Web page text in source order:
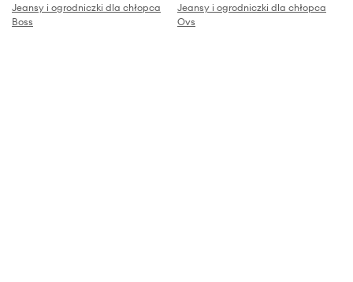
Jeansy i ogrodniczki dla chłopca
Boss
Jeansy i ogrodniczki dla chłopca
Ovs